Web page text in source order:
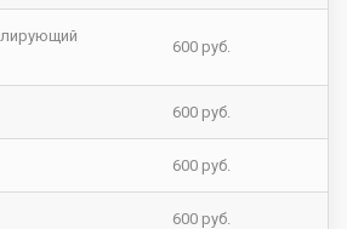
600 руб.
600 руб.
600 руб.
600 руб.